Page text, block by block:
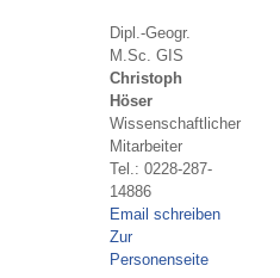
Dipl.-Geogr.
M.Sc. GIS
Christoph
Höser
Wissenschaftlicher
Mitarbeiter
Tel.: 0228-287-
14886
Email schreiben
Zur
Personenseite